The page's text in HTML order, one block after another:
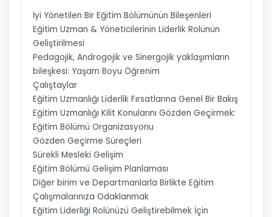
İyi Yönetilen Bir Eğitim Bölümünün Bileşenleri
Eğitim Uzman & Yöneticilerinin Liderlik Rolünün
Geliştirilmesi
Pedagojik, Androgojik ve Sinergojik yaklaşımların
bileşkesi: Yaşam Boyu Öğrenim
Çalıştaylar
Eğitim Uzmanlığı Liderlik Fırsatlarına Genel Bir Bakış
Eğitim Uzmanlığı Kilit Konularını Gözden Geçirmek:
Eğitim Bölümü Organizasyonu
Gözden Geçirme Süreçleri
Sürekli Mesleki Gelişim
Eğitim Bölümü Gelişim Planlaması
Diğer birim ve Departmanlarla Birlikte Eğitim
Çalışmalarınıza Odaklanmak
Eğitim Liderliği Rolünüzü Geliştirebilmek İçin